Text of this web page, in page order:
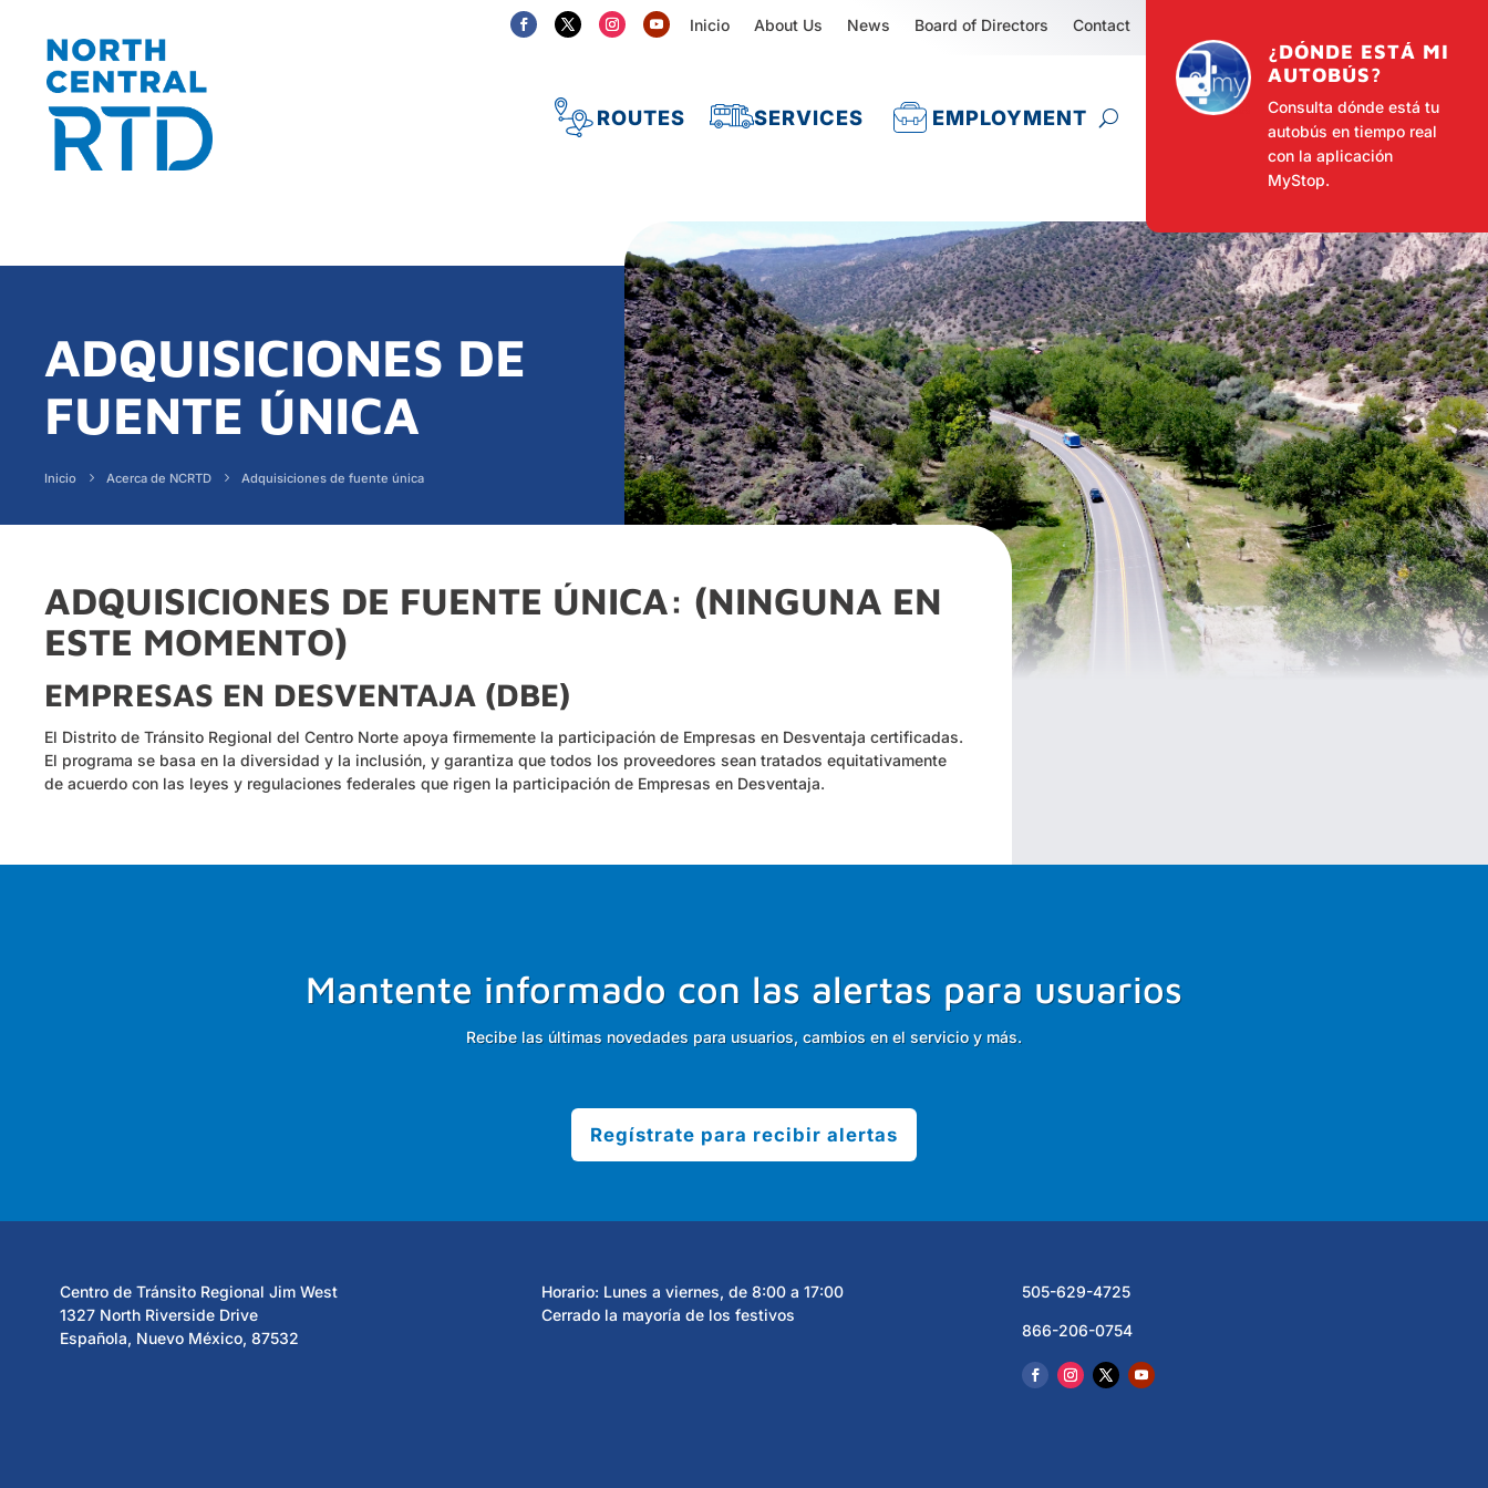
Inicio About Us News Board of Directors Contact
ROUTES SERVICES EMPLOYMENT
¿DÓNDE ESTÁ MI
AUTOBÚS?
Consulta dónde está tu
autobús en tiempo real
con la aplicación
MyStop.
ADQUISICIONES DE
FUENTE ÚNICA
Inicio Acerca de NCRTD Adquisiciones de fuente única
ADQUISICIONES DE FUENTE ÚNICA: (NINGUNA EN
ESTE MOMENTO)
EMPRESAS EN DESVENTAJA (DBE)
El Distrito de Tránsito Regional del Centro Norte apoya firmemente la participación de Empresas en Desventaja certificadas.
El programa se basa en la diversidad y la inclusión, y garantiza que todos los proveedores sean tratados equitativamente
de acuerdo con las leyes y regulaciones federales que rigen la participación de Empresas en Desventaja.
Mantente informado con las alertas para usuarios
Recibe las últimas novedades para usuarios, cambios en el servicio y más.
Regístrate para recibir alertas
Centro de Tránsito Regional Jim West
1327 North Riverside Drive
Española, Nuevo México, 87532
Horario: Lunes a viernes, de 8:00 a 17:00
Cerrado la mayoría de los festivos
505-629-4725
866-206-0754